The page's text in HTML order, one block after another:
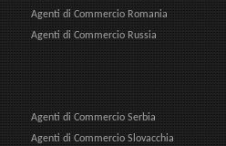
Agenti di Commercio Romania
Agenti di Commercio Russia
Agenti di Commercio Serbia
Agenti di Commercio Slovacchia